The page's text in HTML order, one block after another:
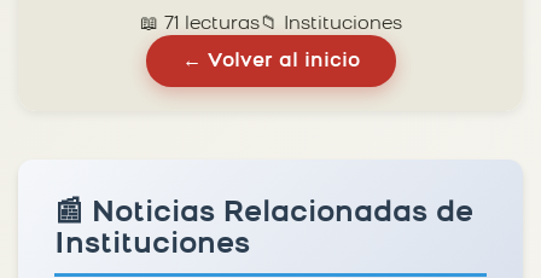
📖 71 lecturas📁 Instituciones
← Volver al inicio
📰 Noticias Relacionadas de
Instituciones